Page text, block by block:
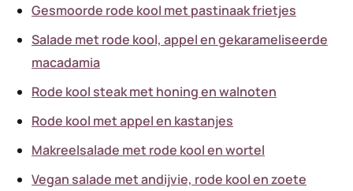
Gesmoorde rode kool met pastinaak frietjes
Salade met rode kool, appel en gekarameliseerde
macadamia
Rode kool steak met honing en walnoten
Rode kool met appel en kastanjes
Makreelsalade met rode kool en wortel
Vegan salade met andijvie, rode kool en zoete